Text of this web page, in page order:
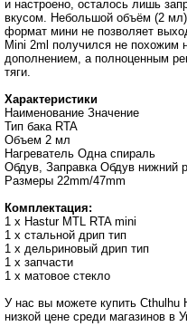
и настроено, осталось лишь
вкусом. Небольшой объём (2
формат мини не позволяет
Mini 2ml получился не
дополнением, а полноценным
тяги.
Характеристики
Наименование Значение
Тип бака RTA
Объем 2 мл
Нагреватель Одна спираль
Обдув, Заправка Обдув нижний
Размеры 22mm/47mm
Комплектация:
1 х Hastur MTL RTA mini
1 х стальной дрип тип
1 х дельриновый дрип тип
1 х запчасти
1 х матовое стекло
У нас вы можете купить Cthulhu
низкой цене среди магазинов в